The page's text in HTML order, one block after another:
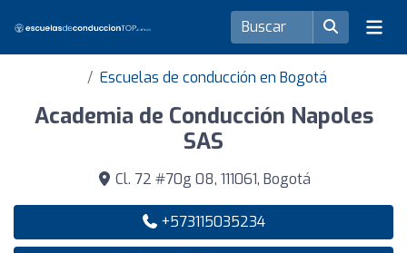
Escuelas de conducción en Bogotá
Academia de Conducción Napoles
SAS
Cl. 72 #70g 08, 111061, Bogotá
+573115035234